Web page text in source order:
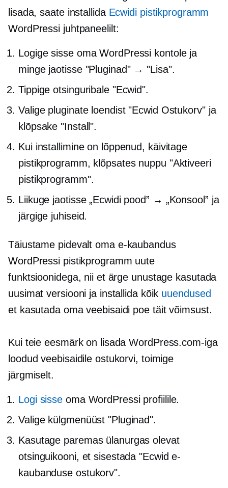
lisada, saate installida Ecwidi pistikprogramm
WordPressi juhtpaneelilt:
Logige sisse oma WordPressi kontole ja
minge jaotisse "Pluginad" → "Lisa".
Tippige otsinguribale "Ecwid".
Valige pluginate loendist "Ecwid Ostukorv" ja
klõpsake "Install".
Kui installimine on lõppenud, käivitage
pistikprogramm, klõpsates nuppu "Aktiveeri
pistikprogramm".
Liikuge jaotisse „Ecwidi pood” → „Konsool” ja
järgige juhiseid.
Täiustame pidevalt oma e-kaubandus
WordPressi pistikprogramm uute
funktsioonidega, nii et ärge unustage kasutada
uusimat versiooni ja installida kõik uuendused
et kasutada oma veebisaidi poe täit võimsust.
Kui teie eesmärk on lisada WordPress.com-iga
loodud veebisaidile ostukorvi, toimige
järgmiselt.
Logi sisse oma WordPressi profiilile.
Valige külgmenüüst "Pluginad".
Kasutage paremas ülanurgas olevat
otsinguikooni, et sisestada "Ecwid e-
kaubanduse ostukorv".